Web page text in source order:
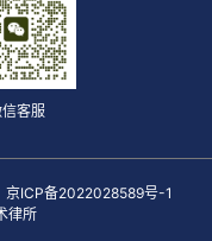
客服
京ICP备2022028589号-1
律所